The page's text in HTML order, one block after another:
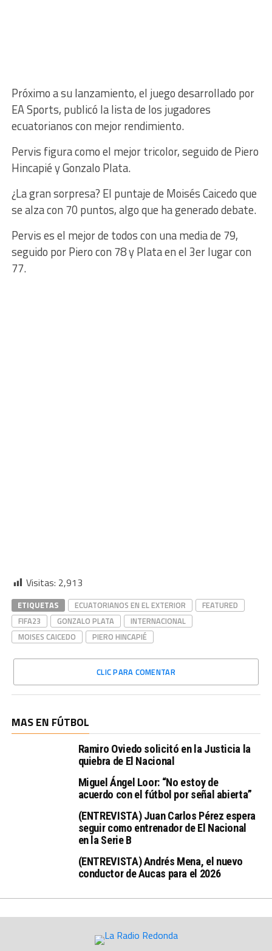
Próximo a su lanzamiento, el juego desarrollado por
EA Sports, publicó la lista de los jugadores
ecuatorianos con mejor rendimiento.
Pervis figura como el mejor tricolor, seguido de Piero
Hincapié y Gonzalo Plata.
¿La gran sorpresa? El puntaje de Moisés Caicedo que
se alza con 70 puntos, algo que ha generado debate.
Pervis es el mejor de todos con una media de 79,
seguido por Piero con 78 y Plata en el 3er lugar con
77.
Visitas: 2,913
ETIQUETAS ECUATORIANOS EN EL EXTERIOR
FEATURED
FIFA23
GONZALO PLATA
INTERNACIONAL
MOISES CAICEDO
PIERO HINCAPIÉ
CLIC PARA COMENTAR
MAS EN FÚTBOL
Ramiro Oviedo solicitó en la Justicia la
quiebra de El Nacional
Miguel Ángel Loor: “No estoy de
acuerdo con el fútbol por señal abierta”
(ENTREVISTA) Juan Carlos Pérez espera
seguir como entrenador de El Nacional
en la Serie B
(ENTREVISTA) Andrés Mena, el nuevo
conductor de Aucas para el 2026